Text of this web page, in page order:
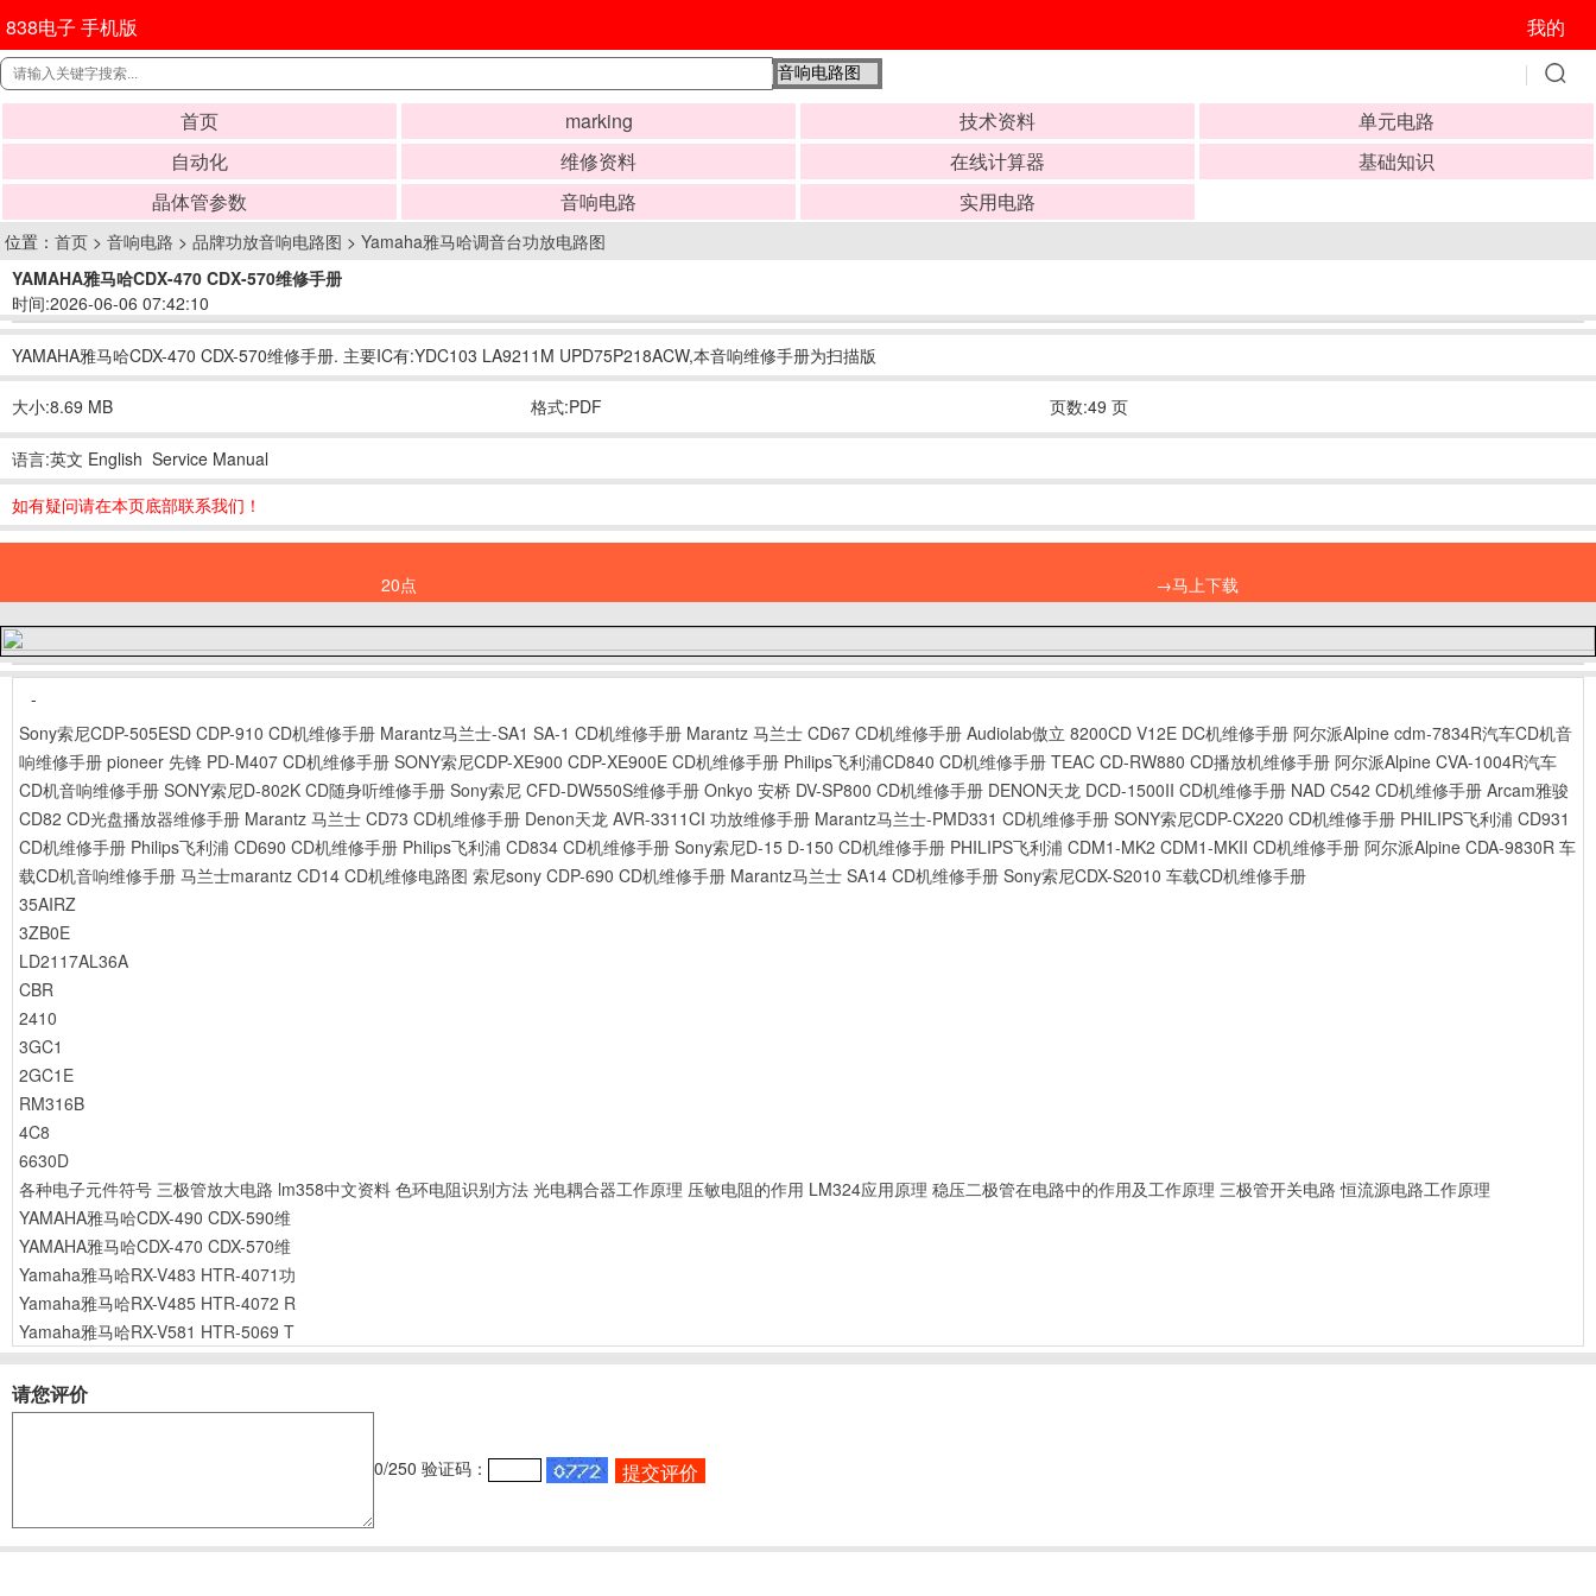
838电子 手机版 我的
首页 marking 技术资料
单元电路
自动化
维修资料 在线计算器
基础知识
晶体管参数
音响电路 实用电路
位置： 首页 > 音响电路 > 品牌功放音响电路图 > Yamaha雅马哈调音台功放电路图
YAMAHA雅马哈CDX-470 CDX-570维修手册
时间:2026-06-06 07:42:10
YAMAHA雅马哈CDX-470 CDX-570维修手册. 主要IC有:YDC103 LA9211M UPD75P218ACW,本音响维修手册为扫描版
大小:8.69 MB 格式:PDF 页数:49 页
语言:英文 English Service Manual
如有疑问请在本页底部联系我们！
20点 →马上下载
-
Sony索尼CDP-505ESD CDP-910 CD机维修手册 Marantz马兰士-SA1 SA-1 CD机维修手册 Marantz 马兰士 CD67 CD机维修手册 Audiolab傲立 8200CD V12E DC机维修手册 阿尔派Alpine cdm-7834R汽车CD机音
响维修手册 pioneer 先锋 PD-M407 CD机维修手册 SONY索尼CDP-XE900 CDP-XE900E CD机维修手册 Philips飞利浦CD840 CD机维修手册 TEAC CD-RW880 CD播放机维修手册 阿尔派Alpine CVA-1004R汽车
CD机音响维修手册 SONY索尼D-802K CD随身听维修手册 Sony索尼 CFD-DW550S维修手册 Onkyo 安桥 DV-SP800 CD机维修手册 DENON天龙 DCD-1500II CD机维修手册 NAD C542 CD机维修手册 Arcam雅骏
CD82 CD光盘播放器维修手册 Marantz 马兰士 CD73 CD机维修手册 Denon天龙 AVR-3311CI 功放维修手册 Marantz马兰士-PMD331 CD机维修手册 SONY索尼CDP-CX220 CD机维修手册 PHILIPS飞利浦 CD931
CD机维修手册 Philips飞利浦 CD690 CD机维修手册 Philips飞利浦 CD834 CD机维修手册 Sony索尼D-15 D-150 CD机维修手册 PHILIPS飞利浦 CDM1-MK2 CDM1-MKII CD机维修手册 阿尔派Alpine CDA-9830R 车
载CD机音响维修手册 马兰士marantz CD14 CD机维修电路图 索尼sony CDP-690 CD机维修手册 Marantz马兰士 SA14 CD机维修手册 Sony索尼CDX-S2010 车载CD机维修手册
35AIRZ
3ZB0E
LD2117AL36A
CBR
2410
3GC1
2GC1E
RM316B
4C8
6630D
各种电子元件符号 三极管放大电路 lm358中文资料 色环电阻识别方法 光电耦合器工作原理 压敏电阻的作用 LM324应用原理 稳压二极管在电路中的作用及工作原理 三极管开关电路 恒流源电路工作原理
YAMAHA雅马哈CDX-490 CDX-590维
YAMAHA雅马哈CDX-470 CDX-570维
Yamaha雅马哈RX-V483 HTR-4071功
Yamaha雅马哈RX-V485 HTR-4072 R
Yamaha雅马哈RX-V581 HTR-5069 T
请您评价
0/250 验证码：